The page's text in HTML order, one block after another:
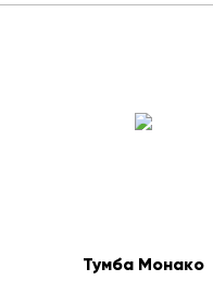
Тумба Монако